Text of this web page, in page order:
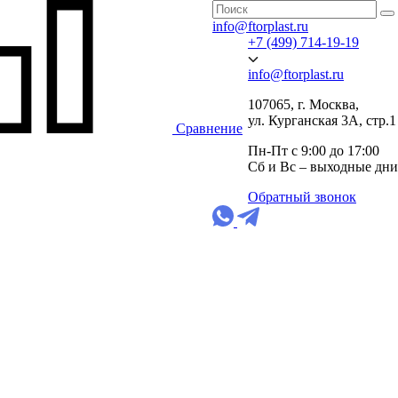
Сравнение
info@ftorplast.ru
+7 (499) 714-19-19
info@ftorplast.ru
107065, г. Москва,
ул. Курганская 3А, стр.1
Пн-Пт с 9:00 до 17:00
Сб и Вс – выходные дни
Обратный звонок